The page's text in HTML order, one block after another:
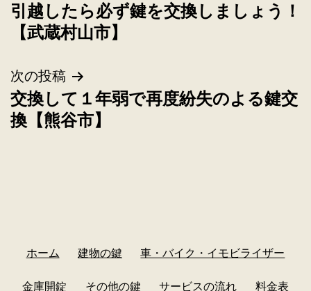
引越したら必ず鍵を交換しましょう！
【武蔵村山市】
次の投稿
交換して１年弱で再度紛失のよる鍵交
換【熊谷市】
ホーム 建物の鍵 車・バイク・イモビライザー
金庫開錠 その他の鍵 サービスの流れ 料金表